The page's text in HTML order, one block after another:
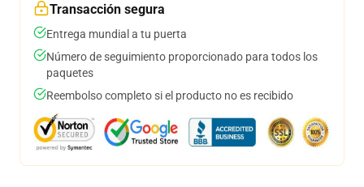
Transacción segura
Entrega mundial a tu puerta
Número de seguimiento proporcionado para todos los
paquetes
Reembolso completo si el producto no es recibido